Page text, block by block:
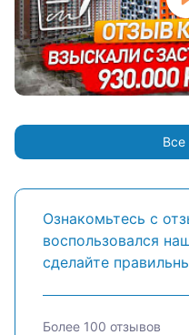
Все
Ознакомьтесь с
воспользовался
сделайте
Более 100 отзывов